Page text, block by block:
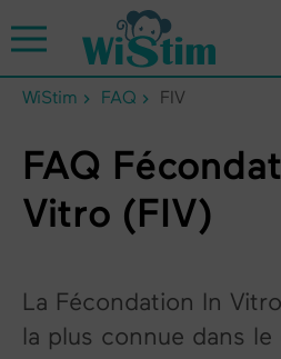
WiStim FAQ FIV
FAQ
Vitro (FIV)
La Fécondation In
la plus connue dans
Panneau de gestion des